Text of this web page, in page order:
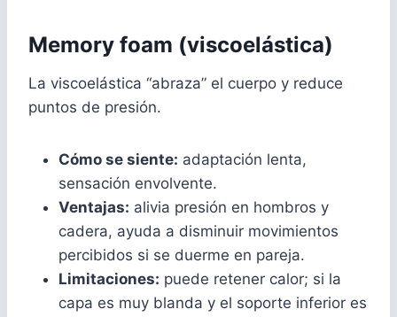
Memory foam (viscoelástica)
La viscoelástica “abraza” el cuerpo y reduce
puntos de presión.
Cómo se siente: adaptación lenta,
sensación envolvente.
Ventajas: alivia presión en hombros y
cadera, ayuda a disminuir movimientos
percibidos si se duerme en pareja.
Limitaciones: puede retener calor; si la
capa es muy blanda y el soporte inferior es